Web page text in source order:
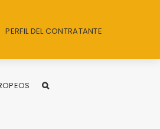
PERFIL DEL CONTRATANTE